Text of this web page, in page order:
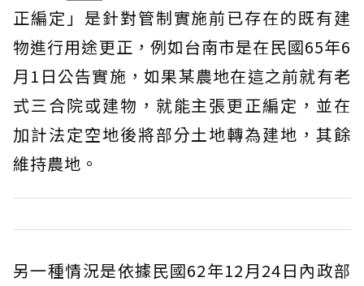
正編定」是針對管制實施前已存在的既有建
物進行用途更正，例如台南市是在民國65年6
月1日公告實施，如果某農地在這之前就有老
式三合院或建物，就能主張更正編定，並在
加計法定空地後將部分土地轉為建地，其餘
維持農地。
另一種情況是依據民國62年12月24日內政部